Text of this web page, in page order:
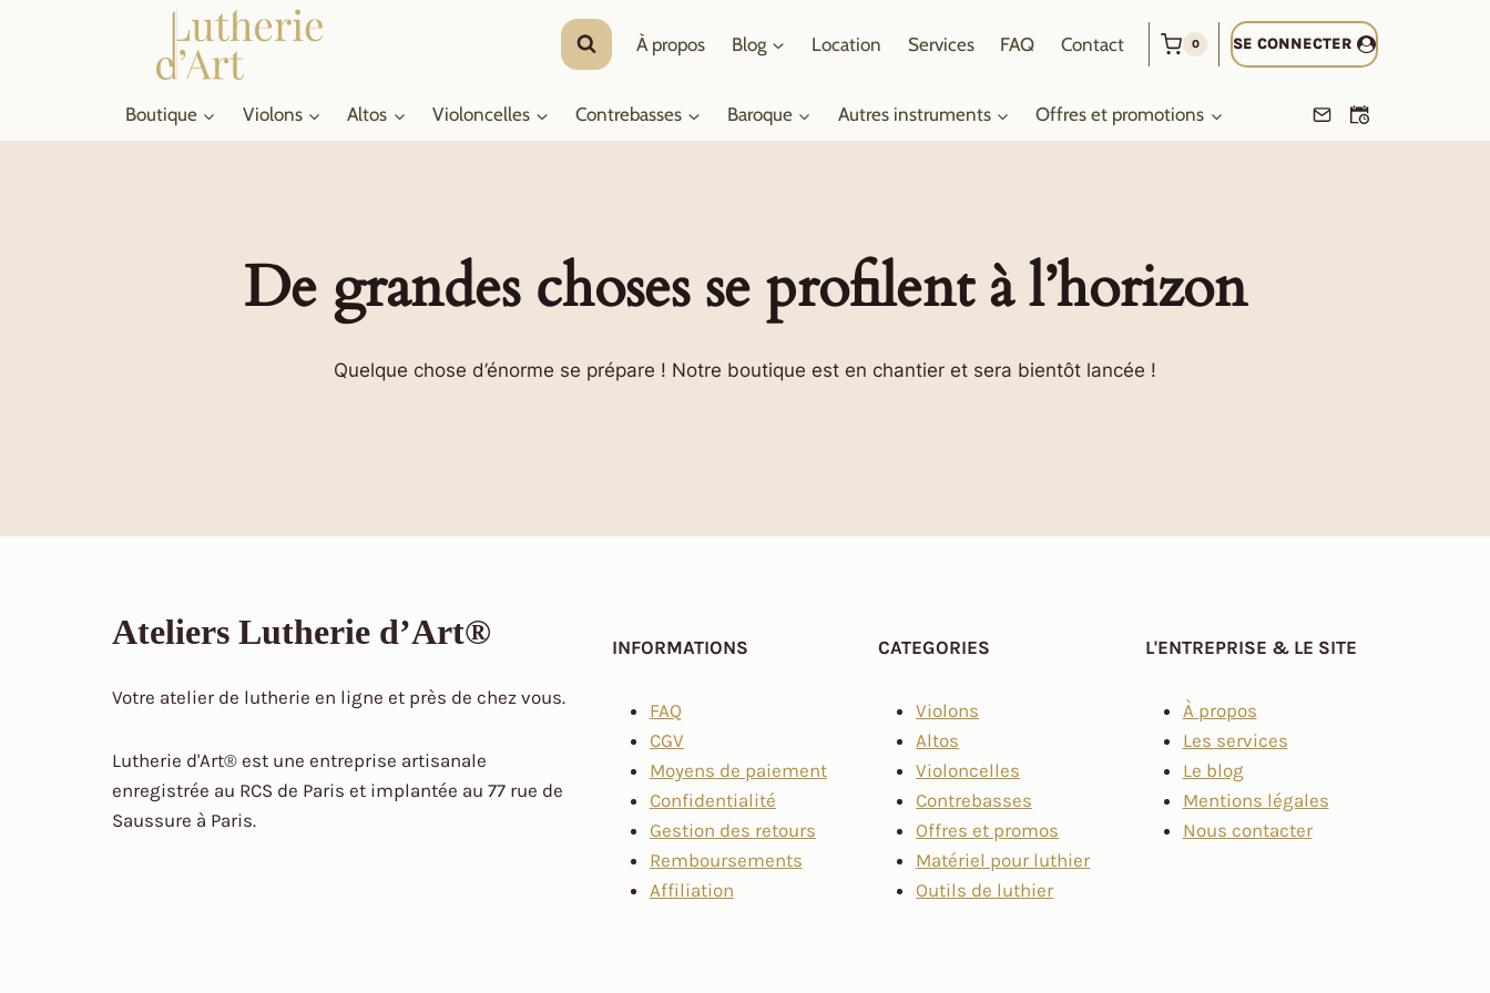
À propos Blog Location Services FAQ Contact 0 SE CONNECTER
Boutique Violons Altos Violoncelles Contrebasses Baroque Autres instruments Offres et promotions
De grandes choses se profilent à l’horizon
Quelque chose d’énorme se prépare ! Notre boutique est en chantier et sera bientôt lancée !
Ateliers Lutherie d’Art®
Votre atelier de lutherie en ligne et près de chez vous.
Lutherie d'Art® est une entreprise artisanale
enregistrée au RCS de Paris et implantée au 77 rue de
Saussure à Paris.
INFORMATIONS
FAQ
CGV
Moyens de paiement
Confidentialité
Gestion des retours
Remboursements
Affiliation
CATEGORIES
Violons
Altos
Violoncelles
Contrebasses
Offres et promos
Matériel pour luthier
Outils de luthier
L'ENTREPRISE & LE SITE
À propos
Les services
Le blog
Mentions légales
Nous contacter